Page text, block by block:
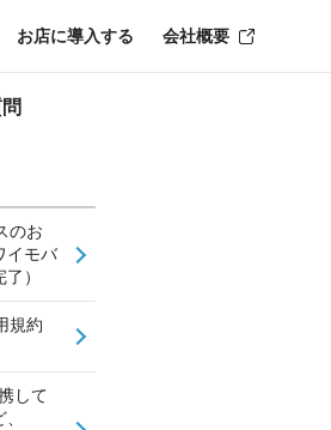
お店に導入する 会社概要
のお
イモバ
）
規約
して